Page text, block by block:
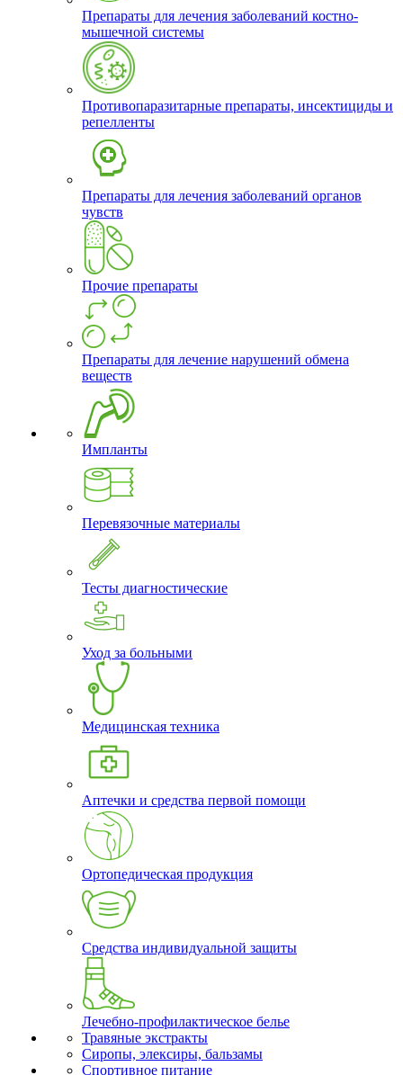
Препараты для лечения заболеваний костно-
мышечной системы
Противопаразитарные препараты, инсектициды и
репелленты
Препараты для лечения заболеваний органов
чувств
Прочие препараты
Препараты для лечение нарушений обмена
веществ
Импланты
Перевязочные материалы
Тесты диагностические
Уход за больными
Медицинская техника
Аптечки и средства первой помощи
Ортопедическая продукция
Средства индивидуальной защиты
Лечебно-профилактическое белье
Травяные экстракты
Сиропы, элексиры, бальзамы
Спортивное питание